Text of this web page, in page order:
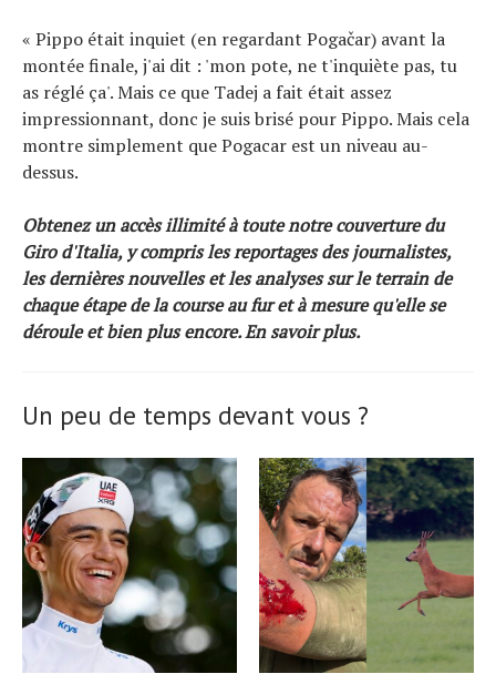
« Pippo était inquiet (en regardant Pogačar) avant la
montée finale, j'ai dit : 'mon pote, ne t'inquiète pas, tu
as réglé ça'. Mais ce que Tadej a fait était assez
impressionnant, donc je suis brisé pour Pippo. Mais cela
montre simplement que Pogacar est un niveau au-
dessus.
Obtenez un accès illimité à toute notre couverture du
Giro d'Italia, y compris les reportages des journalistes,
les dernières nouvelles et les analyses sur le terrain de
chaque étape de la course au fur et à mesure qu'elle se
déroule et bien plus encore.En savoir plus.
Un peu de temps devant vous ?